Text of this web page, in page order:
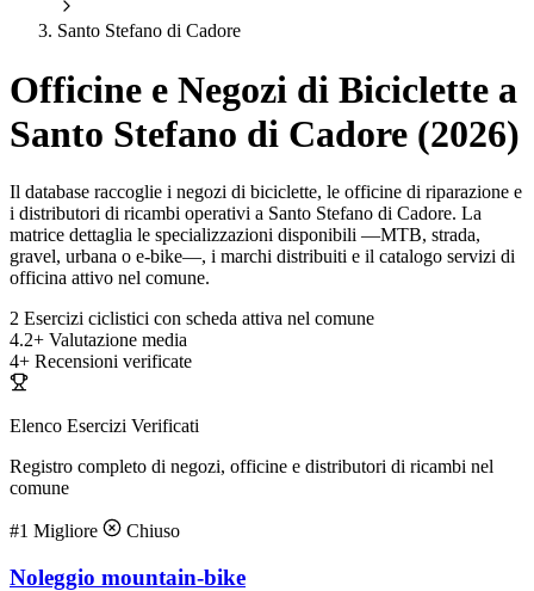
Santo Stefano di Cadore
Officine e Negozi di Biciclette a
Santo Stefano di Cadore (2026)
Il database raccoglie i negozi di biciclette, le officine di riparazione e
i distributori di ricambi operativi a Santo Stefano di Cadore. La
matrice dettaglia le specializzazioni disponibili —MTB, strada,
gravel, urbana o e-bike—, i marchi distribuiti e il catalogo servizi di
officina attivo nel comune.
2 Esercizi ciclistici con scheda attiva nel comune
4.2+ Valutazione media
4+ Recensioni verificate
Elenco Esercizi Verificati
Registro completo di negozi, officine e distributori di ricambi nel
comune
#1 Migliore Chiuso
Noleggio mountain-bike